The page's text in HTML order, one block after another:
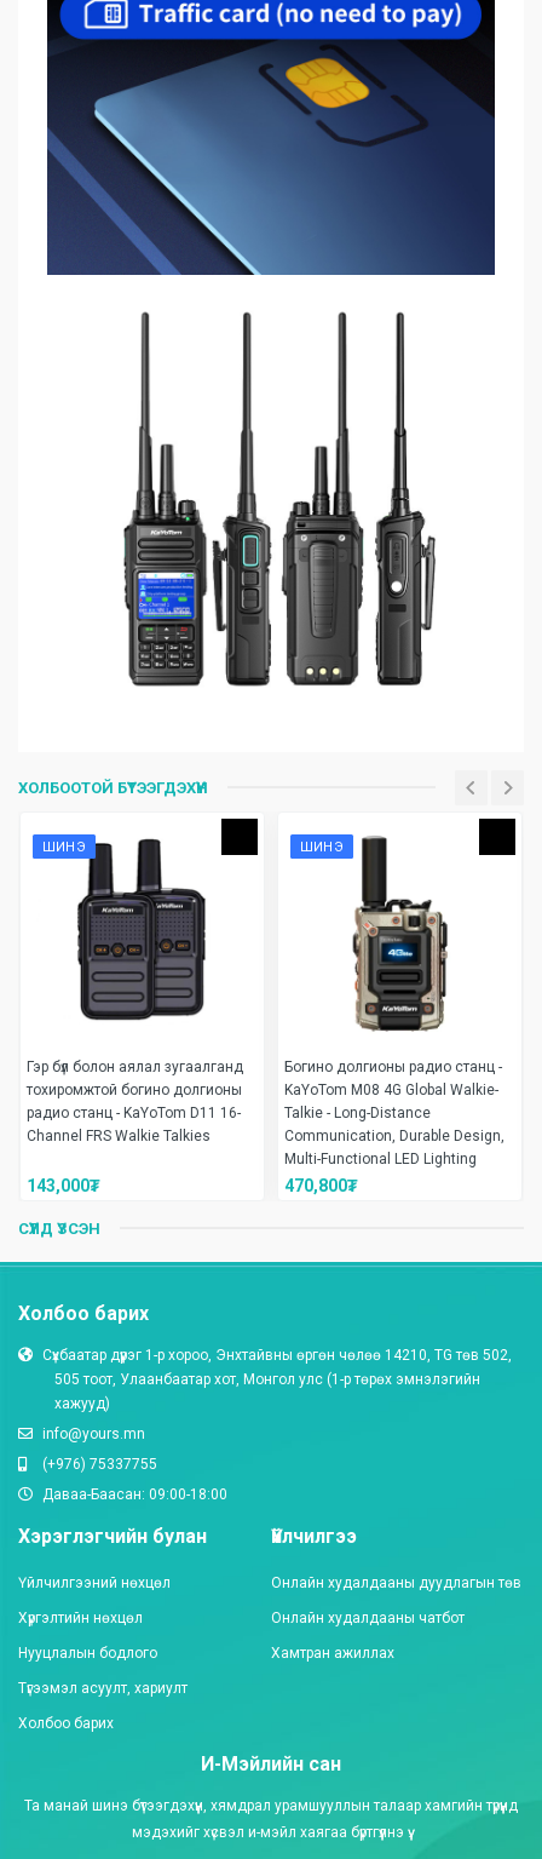
ХОЛБООТОЙ БҮТЭЭГДЭХҮҮН
ШИНЭ
Гэр бүл болон аялал зугаалганд
тохиромжтой богино долгионы
радио станц - KaYoTom D11 16-
Channel FRS Walkie Talkies
143,000₮
ШИНЭ
Богино долгионы радио станц -
KaYoTom M08 4G Global Walkie-
Talkie - Long-Distance
Communication, Durable Design,
Multi-Functional LED Lighting
470,800₮
СҮҮЛД ҮЗСЭН
Холбоо барих
Сүхбаатар дүүрэг 1-р хороо, Энхтайвны өргөн чөлөө 14210, TG төв 502,
505 тоот, Улаанбаатар хот, Монгол улc (1-р төрөх эмнэлэгийн
хажууд)
info@yours.mn
(+976) 75337755
Даваа-Баасан: 09:00-18:00
Хэрэглэгчийн булан
Үйлчилгээний нөхцөл
Хүргэлтийн нөхцөл
Нууцлалын бодлого
Түгээмэл асуулт, хариулт
Холбоо барих
Үйлчилгээ
Онлайн худалдааны дуудлагын төв
Онлайн худалдааны чатбот
Хамтран ажиллах
И-Мэйлийн сан
Та манай шинэ бүтээгдэхүүн, хямдрал урамшууллын талаар хамгийн түрүүнд
мэдэхийг хүсвэл и-мэйл хаягаа бүртгүүлнэ үү.